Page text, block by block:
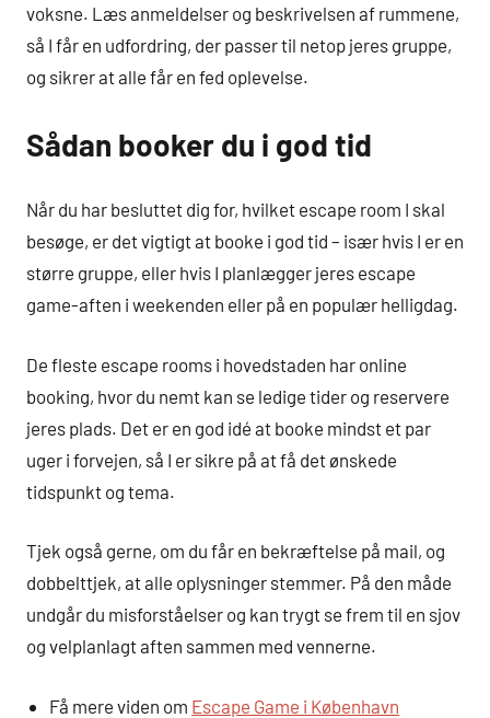
voksne. Læs anmeldelser og beskrivelsen af rummene,
så I får en udfordring, der passer til netop jeres gruppe,
og sikrer at alle får en fed oplevelse.
Sådan booker du i god tid
Når du har besluttet dig for, hvilket escape room I skal
besøge, er det vigtigt at booke i god tid – især hvis I er en
større gruppe, eller hvis I planlægger jeres escape
game-aften i weekenden eller på en populær helligdag.
De fleste escape rooms i hovedstaden har online
booking, hvor du nemt kan se ledige tider og reservere
jeres plads. Det er en god idé at booke mindst et par
uger i forvejen, så I er sikre på at få det ønskede
tidspunkt og tema.
Tjek også gerne, om du får en bekræftelse på mail, og
dobbelttjek, at alle oplysninger stemmer. På den måde
undgår du misforståelser og kan trygt se frem til en sjov
og velplanlagt aften sammen med vennerne.
Få mere viden om Escape Game i København